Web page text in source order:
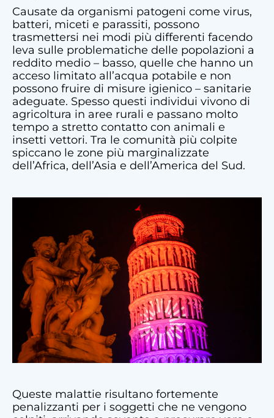
Causate da organismi patogeni come virus,
batteri, miceti e parassiti, possono
trasmettersi nei modi più differenti facendo
leva sulle problematiche delle popolazioni a
reddito medio – basso, quelle che hanno un
acceso limitato all’acqua potabile e non
possono fruire di misure igienico – sanitarie
adeguate. Spesso questi individui vivono di
agricoltura in aree rurali e passano molto
tempo a stretto contatto con animali e
insetti vettori. Tra le comunità più colpite
spiccano le zone più marginalizzate
dell’Africa, dell’Asia e dell’America del Sud.
Queste malattie risultano fortemente
penalizzanti per i soggetti che ne vengono